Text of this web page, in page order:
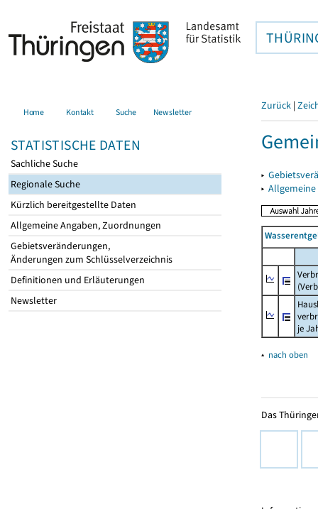
Home Kontakt Suche Newsletter
STATISTISCHE DATEN
Sachliche Suche
Regionale Suche
Kürzlich bereitgestellte Daten
Allgemeine Angaben, Zuordnungen
Gebietsveränderungen,
Änderungen zum Schlüsselverzeichnis
Definitionen und Erläuterungen
Newsletter
Zurück |
▸
▸
je
▴ nach oben
Das